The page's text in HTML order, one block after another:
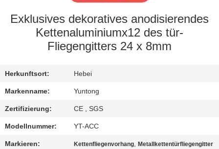
QUALITÄTSKONTROLLE
SIE
MIT
UNS
IN
VERBINDUNG
Exklusives dekoratives anodisierendes
Kettenaluminiumx12 des tür-
Fliegengitters 24 x 8mm
Herkunftsort: Hebei
Markenname: Yuntong
Zertifizierung: CE , SGS
Modellnummer: YT-ACC
Markieren: Kettenfliegenvorhang,Metallkettentürfliegengitter